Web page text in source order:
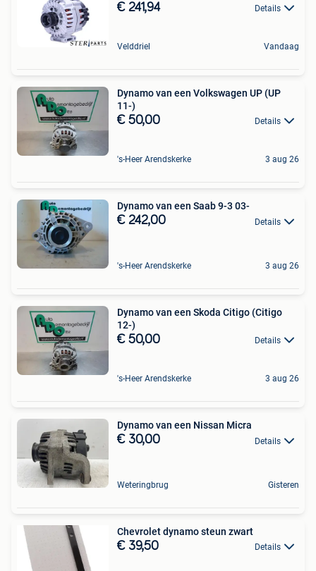
€ 241,94 Details
Velddriel Vandaag
Dynamo van een Volkswagen UP (UP
11-)
€ 50,00 Details
's-Heer Arendskerke 3 aug 26
Dynamo van een Saab 9-3 03-
€ 242,00 Details
's-Heer Arendskerke 3 aug 26
Dynamo van een Skoda Citigo (Citigo
12-)
€ 50,00 Details
's-Heer Arendskerke 3 aug 26
Dynamo van een Nissan Micra
€ 30,00 Details
Weteringbrug Gisteren
Chevrolet dynamo steun zwart
€ 39,50 Details